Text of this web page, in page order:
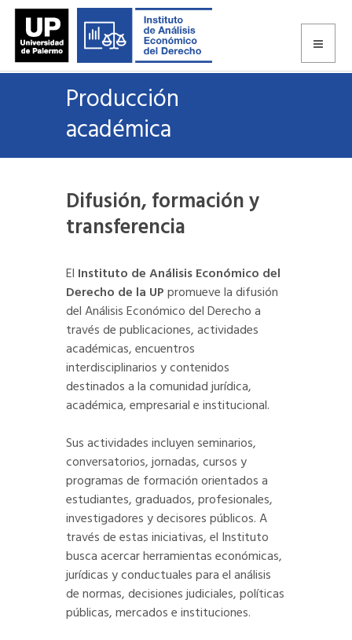
Producción
académica
Difusión, formación y
transferencia
El Instituto de Análisis Económico del
Derecho de la UPpromueve la difusión
del Análisis Económico del Derecho a
través de publicaciones, actividades
académicas, encuentros
interdisciplinarios y contenidos
destinados a la comunidad jurídica,
académica, empresarial e institucional.
Sus actividades incluyen seminarios,
conversatorios, jornadas, cursos y
programas de formación orientados a
estudiantes, graduados, profesionales,
investigadores y decisores públicos. A
través de estas iniciativas, el Instituto
busca acercar herramientas económicas,
jurídicas y conductuales para el análisis
de normas, decisiones judiciales, políticas
públicas, mercados e instituciones.